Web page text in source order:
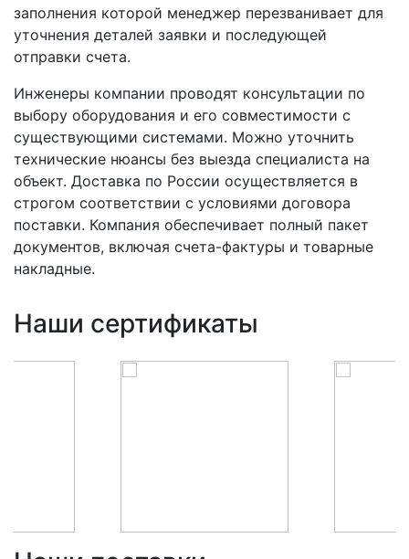
заполнения которой менеджер перезванивает для
уточнения деталей заявки и последующей
отправки счета.
Инженеры компании проводят консультации по
выбору оборудования и его совместимости с
существующими системами. Можно уточнить
технические нюансы без выезда специалиста на
объект. Доставка по России осуществляется в
строгом соответствии с условиями договора
поставки. Компания обеспечивает полный пакет
документов, включая счета-фактуры и товарные
накладные.
Наши сертификаты